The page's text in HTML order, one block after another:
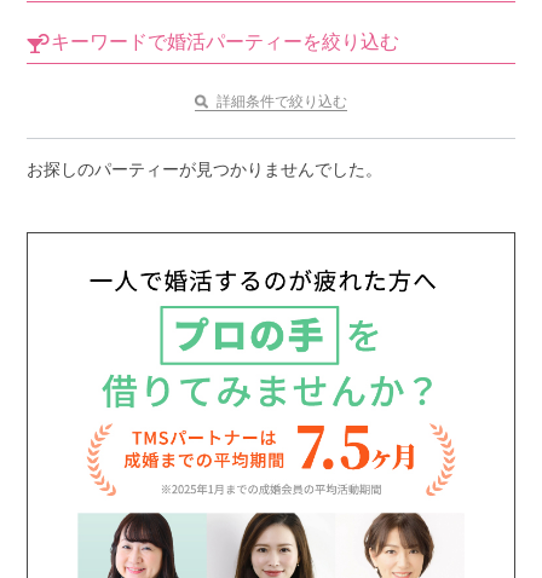
子どもの安全基準に関するポリシー launch
公式アカウントで最新情報を配信中！
約1,300店の中から
おすすめの優良結婚相談所をご紹介
個人情報保護のため
プライバシーマークを
取得しております
キーワードで婚活パーティーを絞り込む
詳細条件で絞り込む
お探しのパーティーが見つかりませんでした。